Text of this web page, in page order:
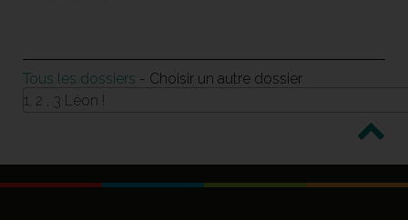
Tous les dossiers - Choisir un autre dossier
1, 2 , 3 Léon !